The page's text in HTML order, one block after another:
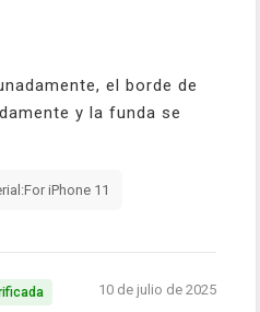
el borde de
y la funda se
iPhone 11
10 de julio de 2025